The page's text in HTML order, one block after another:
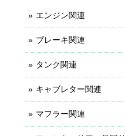
エンジン関連
ブレーキ関連
タンク関連
キャブレター関連
マフラー関連